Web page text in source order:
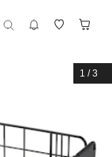
1 /3